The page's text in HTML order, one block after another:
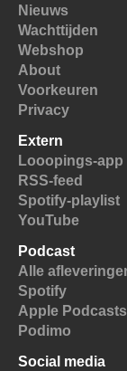
Nieuws
Wachttijden
Webshop
About
Voorkeuren
Privacy
Extern
Looopings-app
RSS-feed
Spotify-playlist
YouTube
Podcast
Alle
Spotify
Apple Podcasts
Podimo
Social media